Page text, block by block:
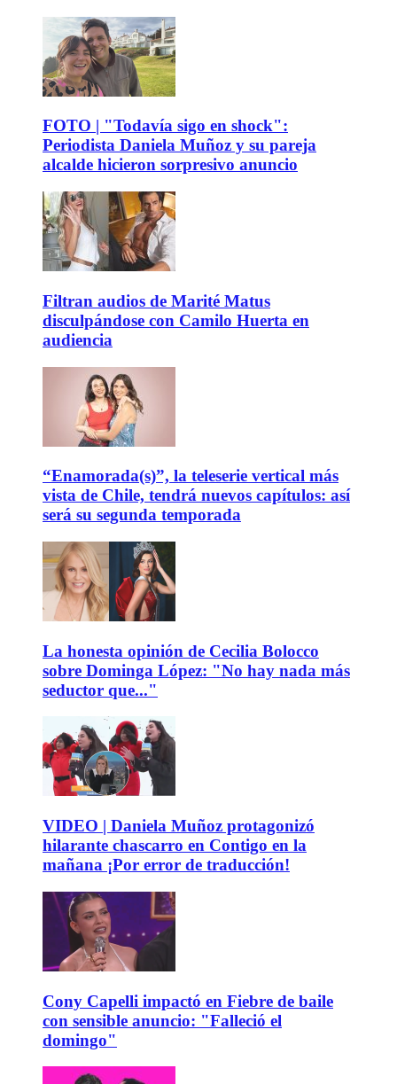
FOTO | "Todavía sigo en shock":
Periodista Daniela Muñoz y su pareja
alcalde hicieron sorpresivo anuncio
Filtran audios de Marité Matus
disculpándose con Camilo Huerta en
audiencia
“Enamorada(s)”, la teleserie vertical más
vista de Chile, tendrá nuevos capítulos: así
será su segunda temporada
La honesta opinión de Cecilia Bolocco
sobre Dominga López: "No hay nada más
seductor que..."
VIDEO | Daniela Muñoz protagonizó
hilarante chascarro en Contigo en la
mañana ¡Por error de traducción!
Cony Capelli impactó en Fiebre de baile
con sensible anuncio: "Falleció el
domingo"